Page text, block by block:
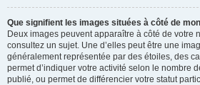
Que signifient les images situées à côté de
Deux images peuvent apparaître à côté de votre
consultez un sujet. Une d’elles peut être une
généralement représentée par des étoiles, des
permet d’indiquer votre activité selon le nombre
publié, ou permet de différencier votre statut